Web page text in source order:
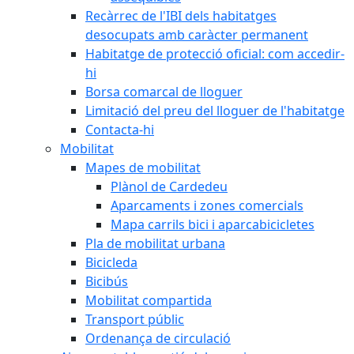
Recàrrec de l'IBI dels habitatges
desocupats amb caràcter permanent
Habitatge de protecció oficial: com accedir-
hi
Borsa comarcal de lloguer
Limitació del preu del lloguer de l'habitatge
Contacta-hi
Mobilitat
Mapes de mobilitat
Plànol de Cardedeu
Aparcaments i zones comercials
Mapa carrils bici i aparcabicicletes
Pla de mobilitat urbana
Bicicleda
Bicibús
Mobilitat compartida
Transport públic
Ordenança de circulació